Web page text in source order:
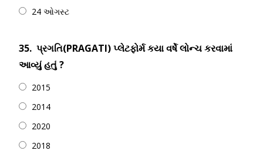
24 ઓગસ્ટ
35. પ્રગતિ(PRAGATI) પ્લેટફોર્મ કયા વર્ષે લોન્ચ કરવામાં
આવ્યું હતું ?
2015
2014
2020
2018